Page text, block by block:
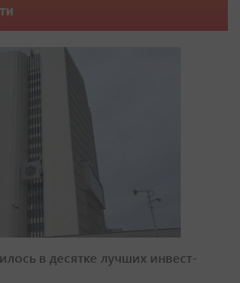
в десятке лучших инвест-